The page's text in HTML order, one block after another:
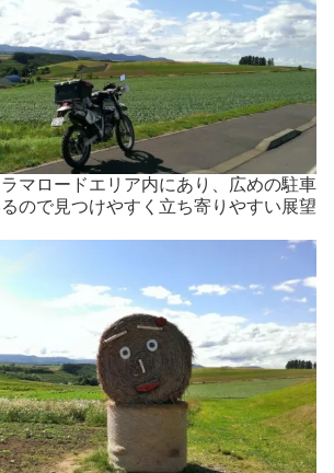
マロードエリア内にあり、広めの駐車
ので見つけやすく立ち寄りやすい展望